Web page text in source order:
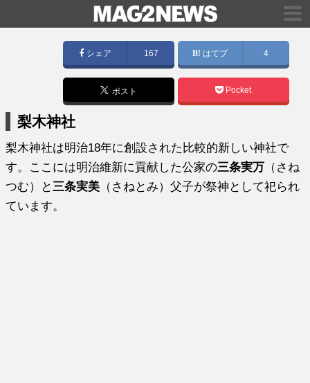
シェア 167 はてブ 4
ポスト Pocket
梨木神社
梨木神社は明治18年に創設された比較的新しい神社で
す。ここには明治維新に貢献した公家の三条実万 （さね
つむ）と 三条実美 （さねとみ）父子が祭神として祀られ
ています。